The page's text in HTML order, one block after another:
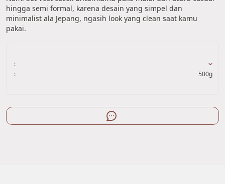
hingga semi formal, karena desain yang simpel dan
minimalist ala Jepang, ngasih look yang clean saat kamu
pakai.
:
:
500g